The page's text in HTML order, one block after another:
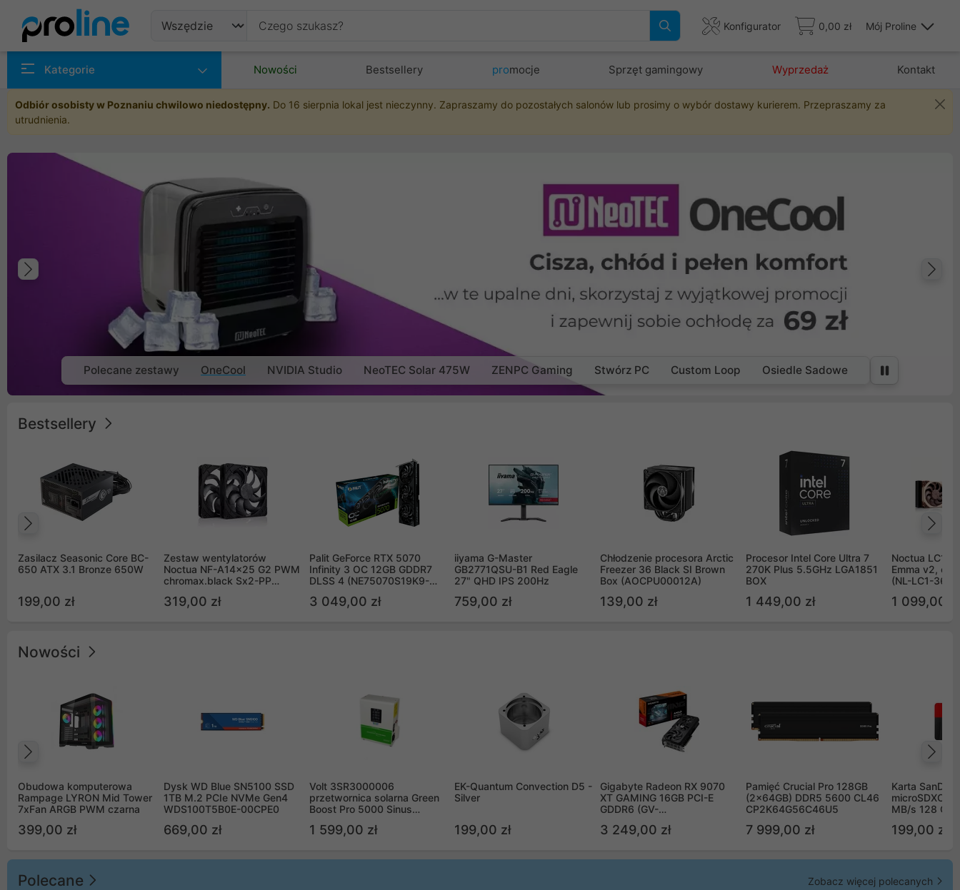
Konfigurator 0,00 zł Mój Proline
Kategorie Nowości Bestsellery promocje Sprzęt gamingowy Wyprzedaż Kontakt
Odbiór osobisty w Poznaniu chwilowo niedostępny. Do 16 sierpnia lokal jest nieczynny. Zapraszamy do pozostałych salonów lub prosimy o wybór dostawy kurierem. Przepraszamy za
utrudnienia.
Poprzedni
Polecane zestawy OneCool NVIDIA Studio NeoTEC Solar 475W ZENPC Gaming Stwórz PC Custom Loop Osiedle Sadowe
Bestsellery
Zasilacz Seasonic Core BC-
650 ATX 3.1 Bronze 650W
199,00 zł
Zestaw wentylatorów
Noctua NF-A14x25 G2 PWM
chromax.black Sx2-PP
(2szt)
319,00 zł
Palit GeForce RTX 5070
Infinity 3 OC 12GB GDDR7
DLSS 4 (NE75070S19K9-
3 049,00 zł
iiyama G-Master
GB2771QSU-B1 Red Eagle
27" QHD IPS 200Hz
759,00 zł
Chłodzenie procesora Arctic
Freezer 36 Black SI Brown
Box (AOCPU00012A)
139,00 zł
Procesor Intel Core Ultra 7
270K Plus 5.5GHz LGA1851
BOX
1 449,00 zł
Noctua LC1
Emma v2,
(NL-LC1-36)
1 099,00 zł
Nowości
Obudowa komputerowa
Rampage LYRON Mid Tower
7xFan ARGB PWM czarna
399,00 zł
Dysk WD Blue SN5100 SSD
1TB M.2 PCIe NVMe Gen4
WDS100T5B0E-00CPE0
669,00 zł
Volt 3SR3000006
przetwornica solarna Green
Boost Pro 5000 Sinus
1 599,00 zł
EK-Quantum Convection D5 -
Silver
199,00 zł
Gigabyte Radeon RX 9070
XT GAMING 16GB PCI-E
GDDR6 (GV-
3 249,00 zł
Pamięć Crucial Pro 128GB
(2x64GB) DDR5 5600 CL46
CP2K64G56C46U5
7 999,00 zł
Karta
microSDXC
MB/s 128 GB
199,00 zł
Polecane Zobacz więcej polecanych